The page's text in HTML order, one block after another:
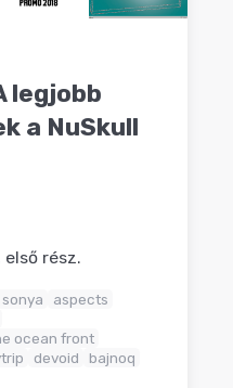
legjobb
a NuSkull
rész.
sonya
aspects
ocean front
devoid
bajnoq